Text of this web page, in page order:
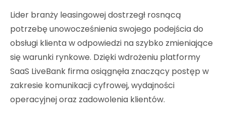
Lider branży leasingowej dostrzegł rosnącą
potrzebę unowocześnienia swojego podejścia do
obsługi klienta w odpowiedzi na szybko zmieniające
się warunki rynkowe. Dzięki wdrożeniu platformy
SaaS LiveBank firma osiągnęła znaczący postęp w
zakresie komunikacji cyfrowej, wydajności
operacyjnej oraz zadowolenia klientów.